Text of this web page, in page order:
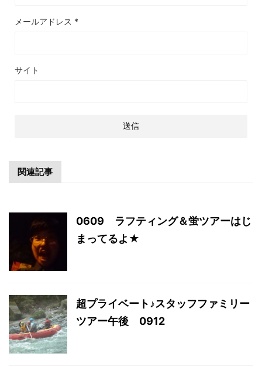
メールアドレス *
サイト
関連記事
0609 ラフティング＆蛍ツアーはじ
まってるよ★
超プライベート♪スタッフファミリー
ツアー午後 0912